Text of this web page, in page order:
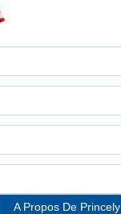
A Propos De Princely